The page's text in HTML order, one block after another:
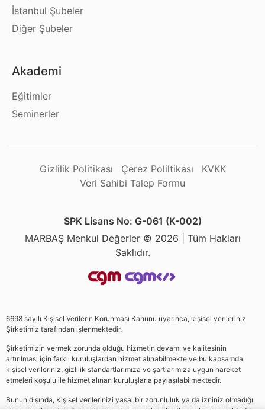
İstanbul Şubeler
Diğer Şubeler
Akademi
Eğitimler
Seminerler
Gizlilik Politikası Çerez Poliltikası
KVKK
Veri Sahibi Talep Formu
SPK Lisans No: G-061 (K-002)
MARBAŞ Menkul Değerler © 2026 | Tüm Hakları
Saklıdır.
6698 sayılı Kişisel Verilerin Korunması Kanunu uyarınca, kişisel verileriniz
Şirketimiz tarafından işlenmektedir.
Şirketimizin vermek zorunda olduğu hizmetin devamı ve kalitesinin
artırılması için farklı kuruluşlardan hizmet alınabilmekte ve bu kapsamda
kişisel verileriniz, gizlilik standartlarımıza ve şartlarımıza uygun hareket
etmeleri koşulu ile hizmet alınan kuruluşlarla paylaşılabilmektedir.
Bunun dışında, Kişisel verilerinizi yasal bir zorunluluk ya da izniniz olmadığı